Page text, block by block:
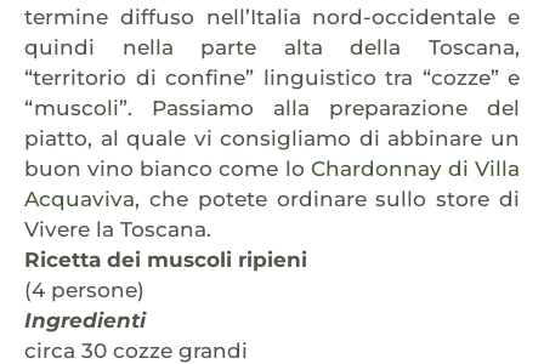
termine diffuso nell’Italia nord-occidentale e
quindi nella parte alta della Toscana,
“territorio di confine” linguistico tra “cozze” e
“muscoli”. Passiamo alla preparazione del
piatto, al quale vi consigliamo di abbinare un
buon vino bianco come lo Chardonnay di Villa
Acquaviva, che potete ordinare sullo store di
Vivere la Toscana.
Ricetta dei muscoli ripieni
(4 persone)
Ingredienti
circa 30 cozze grandi